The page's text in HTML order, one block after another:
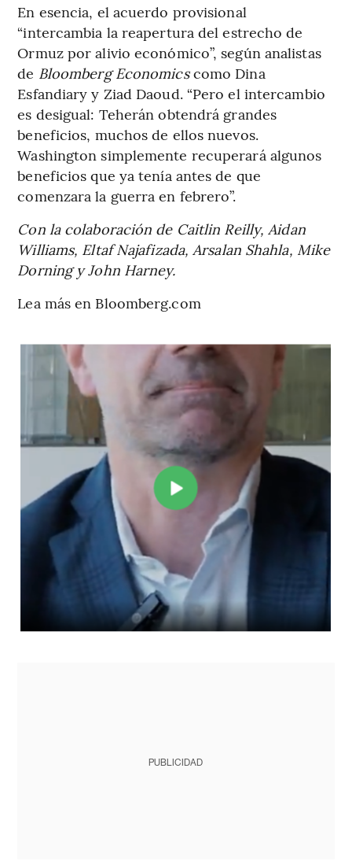
En esencia, el acuerdo provisional
“intercambia la reapertura del estrecho de
Ormuz por alivio económico”, según analistas
de Bloomberg Economicscomo Dina
Esfandiary y Ziad Daoud. “Pero el intercambio
es desigual: Teherán obtendrá grandes
beneficios, muchos de ellos nuevos.
Washington simplemente recuperará algunos
beneficios que ya tenía antes de que
comenzara la guerra en febrero”.
Con la colaboración de Caitlin Reilly, Aidan
Williams, Eltaf Najafizada, Arsalan Shahla, Mike
Dorning y John Harney.
Lea más en Bloomberg.com
PUBLICIDAD